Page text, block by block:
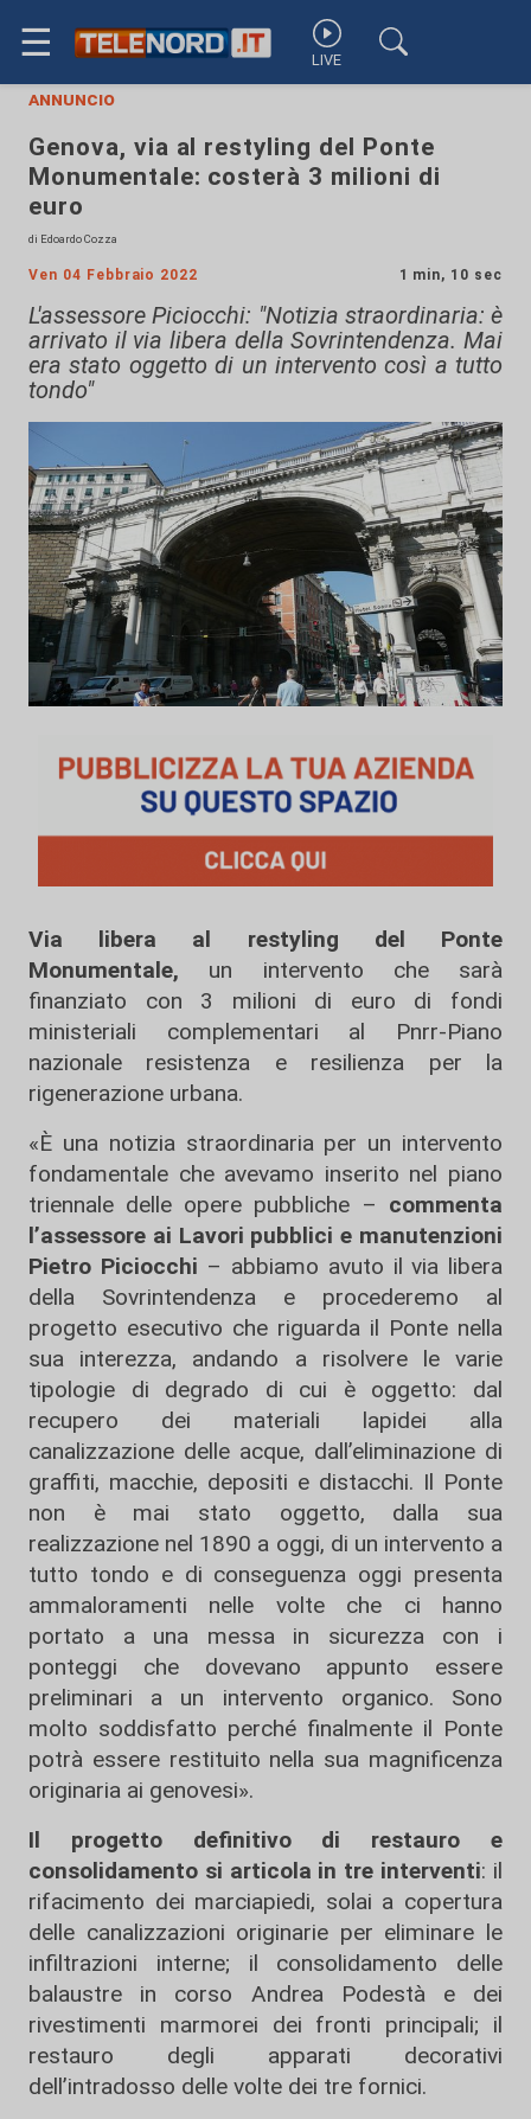
☰ LIVE
annuncio
Genova, via al restyling del Ponte
Monumentale: costerà 3 milioni di
euro
di Edoardo Cozza
Ven 04 Febbraio 2022 1 min, 10 sec
L'assessore Piciocchi: "Notizia straordinaria: è
arrivato il via libera della Sovrintendenza. Mai
era stato oggetto di un intervento così a tutto
tondo"
Via libera al restyling del Ponte
Monumentale, un intervento che sarà
finanziato con 3 milioni di euro di fondi
ministeriali complementari al Pnrr-Piano
nazionale resistenza e resilienza per la
rigenerazione urbana.
«È una notizia straordinaria per un intervento
fondamentale che avevamo inserito nel piano
triennale delle opere pubbliche – commenta
l’assessore ai Lavori pubblici e manutenzioni
Pietro Piciocchi – abbiamo avuto il via libera
della Sovrintendenza e procederemo al
progetto esecutivo che riguarda il Ponte nella
sua interezza, andando a risolvere le varie
tipologie di degrado di cui è oggetto: dal
recupero dei materiali lapidei alla
canalizzazione delle acque, dall’eliminazione di
graffiti, macchie, depositi e distacchi. Il Ponte
non è mai stato oggetto, dalla sua
realizzazione nel 1890 a oggi, di un intervento a
tutto tondo e di conseguenza oggi presenta
ammaloramenti nelle volte che ci hanno
portato a una messa in sicurezza con i
ponteggi che dovevano appunto essere
preliminari a un intervento organico. Sono
molto soddisfatto perché finalmente il Ponte
potrà essere restituito nella sua magnificenza
originaria ai genovesi».
Il progetto definitivo di restauro e
consolidamento si articola in tre interventi: il
rifacimento dei marciapiedi, solai a copertura
delle canalizzazioni originarie per eliminare le
infiltrazioni interne; il consolidamento delle
balaustre in corso Andrea Podestà e dei
rivestimenti marmorei dei fronti principali; il
restauro degli apparati decorativi
dell’intradosso delle volte dei tre fornici.